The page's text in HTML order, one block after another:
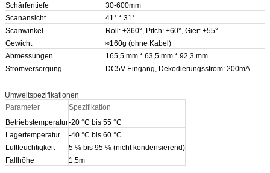
Schärfentiefe
30-600mm
Scanansicht
41° * 31°
Scanwinkel
Roll: ±360°, Pitch: ±60°, Gier: ±55°
Gewicht
≈160g (ohne Kabel)
Abmessungen
165,5 mm * 63,5 mm * 92,3 mm
Stromversorgung
DC5V-Eingang, Dekodierungsstrom: 200mA
Umweltspezifikationen
Parameter
Spezifikation
Betriebstemperatur-20 °C bis 55 °C
Lagertemperatur
-40 °C bis 60 °C
Luftfeuchtigkeit
5 % bis 95 % (nicht kondensierend)
Fallhöhe
1,5m